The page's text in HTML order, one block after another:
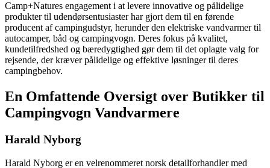
Camp+Natures engagement i at levere innovative og pålidelige
produkter til udendørsentusiaster har gjort dem til en førende
producent af campingudstyr, herunder den elektriske vandvarmer til
autocamper, båd og campingvogn. Deres fokus på kvalitet,
kundetilfredshed og bæredygtighed gør dem til det oplagte valg for
rejsende, der kræver pålidelige og effektive løsninger til deres
campingbehov.
En Omfattende Oversigt over Butikker til
Campingvogn Vandvarmere
Harald Nyborg
Harald Nyborg er en velrenommeret norsk detailforhandler med